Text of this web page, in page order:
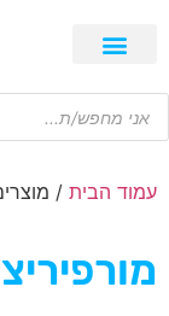
עמוד הבית /